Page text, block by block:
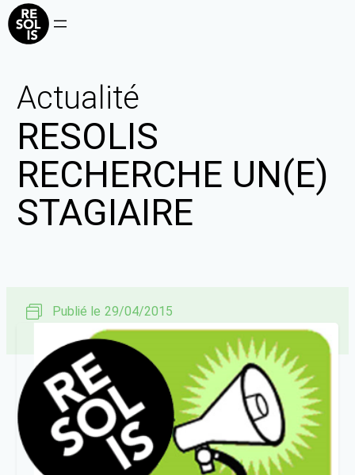
Actualité
RESOLIS
RECHERCHE UN(E)
STAGIAIRE
Publié le 29/04/2015